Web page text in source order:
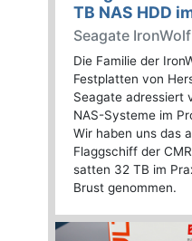
TB NAS HDD
Seagate
Die Familie der
Festplatten von
Seagate adressiert
NAS-Systeme im
Wir haben uns das
Flaggschiff der
satten 32 TB im
Brust genommen.